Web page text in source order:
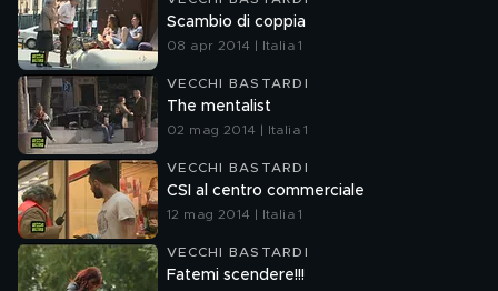
Scambio di coppia
08 apr 2014 | Italia 1
VECCHI BASTARDI
The mentalist
02 mag 2014 | Italia 1
VECCHI BASTARDI
CSI al centro commerciale
12 mag 2014 | Italia 1
VECCHI BASTARDI
Fatemi scendere!!!